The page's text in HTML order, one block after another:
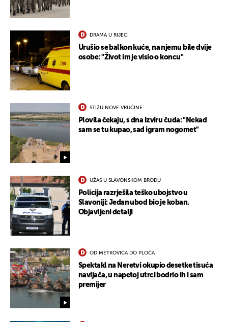
DRAMA U RIJECI
Urušio se balkon kuće, na njemu bile dvije
osobe: "Život im je visio o koncu"
STIŽU NOVE VRUĆINE
Plovila čekaju, s dna izviru čuda: "Nekad
sam se tu kupao, sad igram nogomet"
UŽAS U SLAVONSKOM BRODU
Policija razrješila teško ubojstvo u
Slavoniji: Jedan ubod bio je koban.
Objavljeni detalji
OD METKOVIĆA DO PLOČA
Spektakl na Neretvi okupio desetke tisuća
navijača, u napetoj utrci bodrio ih i sam
premijer
UKLJUČITE NOTIFIKACIJE